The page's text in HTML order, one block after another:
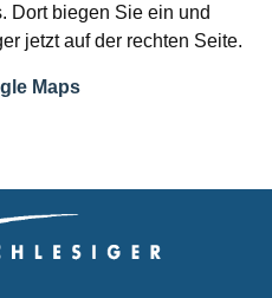
Dort biegen Sie ein und
jetzt auf der rechten Seite.
Maps